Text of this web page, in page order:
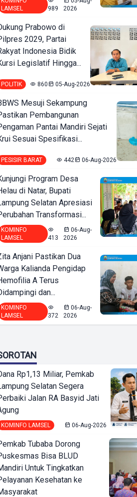
LAMSEL
989
2026
Prabowo di
2029, Partai
Indonesia Bidik
Legislatif Hingga...
POLITIK 860 05-Aug-2026
Mesuji Sekampung
Pembangunan
Pantai Mandiri Sejati
Sesuai Spesifikasi...
PESISIR BARAT 442 06-Aug-2026
Program Desa
di Natar, Bupati
Selatan Apresiasi
Transformasi...
KOMINFO
LAMSEL
413
06-Aug-
2026
Anjani Pastikan Dua
Kalianda Pengidap
A Terus
dan...
KOMINFO
LAMSEL
372
06-Aug-
2026
Rp1,13 Miliar, Pemkab
Selatan Segera
Jalan RA Basyid Jati
KOMINFO LAMSEL 06-Aug-2026
Tubaba Dorong
Bisa BLUD
Untuk Tingkatkan
Kesehatan ke